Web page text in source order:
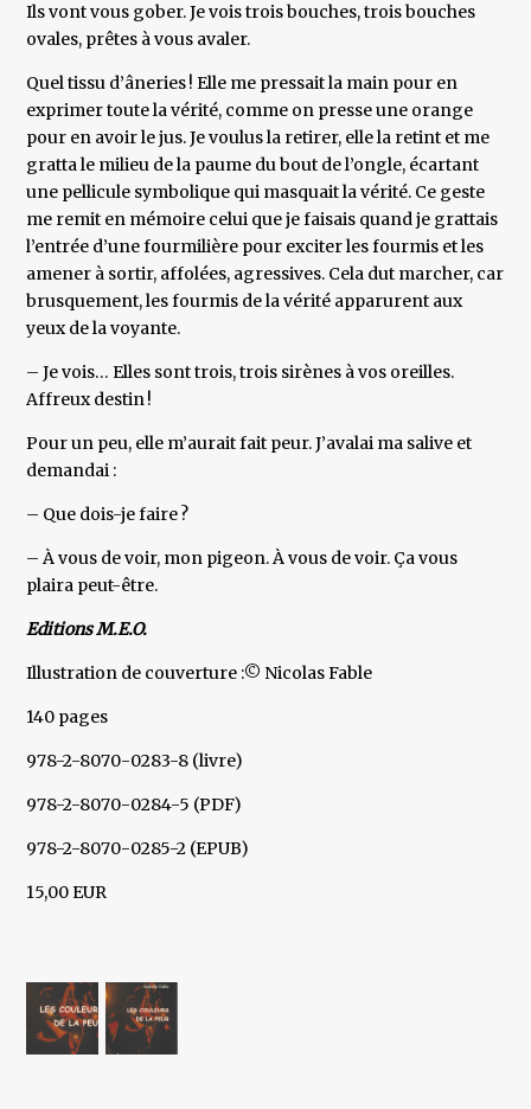
Ils vont vous gober. Je vois trois bouches, trois bouches
ovales, prêtes à vous avaler.
Quel tissu d’âneries ! Elle me pressait la main pour en
exprimer toute la vérité, comme on presse une orange
pour en avoir le jus. Je voulus la retirer, elle la retint et me
gratta le milieu de la paume du bout de l’ongle, écartant
une pellicule symbolique qui masquait la vérité. Ce geste
me remit en mémoire celui que je faisais quand je grattais
l’entrée d’une fourmilière pour exciter les fourmis et les
amener à sortir, affolées, agressives. Cela dut marcher, car
brusquement, les fourmis de la vérité apparurent aux
yeux de la voyante.
– Je vois… Elles sont trois, trois sirènes à vos oreilles.
Affreux destin !
Pour un peu, elle m’aurait fait peur. J’avalai ma salive et
demandai :
– Que dois-je faire ?
– À vous de voir, mon pigeon. À vous de voir. Ça vous
plaira peut-être.
Editions M.E.O.
Illustration de couverture :© Nicolas Fable
140 pages
978-2-8070-0283-8 (livre)
978-2-8070-0284-5 (PDF)
978-2-8070-0285-2 (EPUB)
15,00 EUR